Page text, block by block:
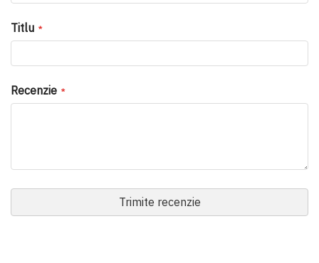
Titlu
Recenzie
Trimite recenzie